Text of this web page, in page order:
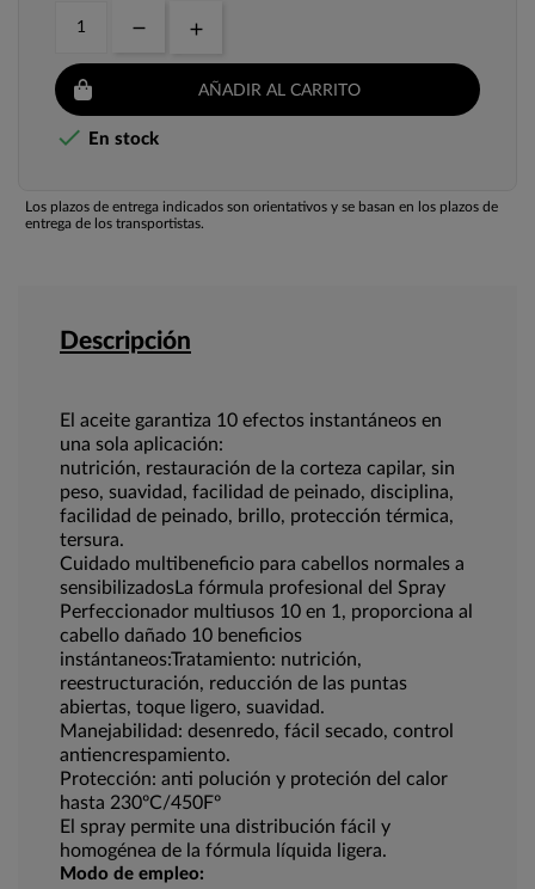
AÑADIR AL CARRITO
 En stock
Los plazos de entrega indicados son orientativos y se basan en los plazos de
entrega de los transportistas.
Descripción
El aceite garantiza 10 efectos instantáneos en
una sola aplicación:
nutrición, restauración de la corteza capilar, sin
peso, suavidad, facilidad de peinado, disciplina,
facilidad de peinado, brillo, protección térmica,
tersura.
Cuidado multibeneficio para cabellos normales a
sensibilizadosLa fórmula profesional del Spray
Perfeccionador multiusos 10 en 1, proporciona al
cabello dañado 10 beneficios
instántaneos:Tratamiento: nutrición,
reestructuración, reducción de las puntas
abiertas, toque ligero, suavidad.
Manejabilidad: desenredo, fácil secado, control
antiencrespamiento.
Protección: anti polución y proteción del calor
hasta 230ºC/450Fº
El spray permite una distribución fácil y
homogénea de la fórmula líquida ligera.
Modo de empleo: